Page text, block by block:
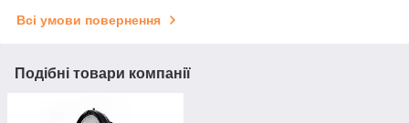
Всі умови повернення
Подібні товари компанії